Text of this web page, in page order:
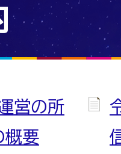
営の所
概要